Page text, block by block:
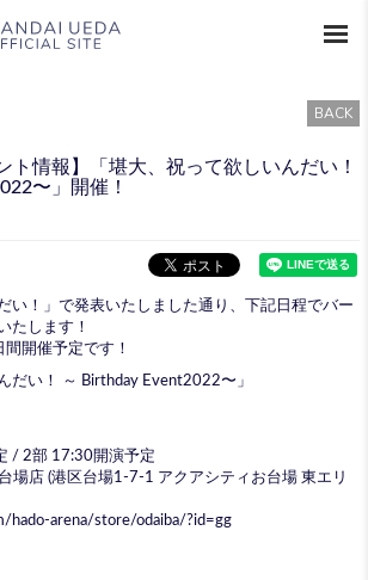
BACK
ト情報】「堪大、祝って欲しいんだい！
〜」開催！
い！」で発表いたしました通り、下記日程でバー
たします！
開催予定です！
だい！ ～ Birthday Event2022〜」
/ 2部 17:30開演予定
場店 (港区台場1-7-1 アクアシティお台場 東エリ
hado-arena/store/odaiba/?id=gg